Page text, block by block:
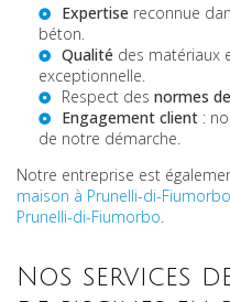
Expertise reconnue
béton.
Qualité des matériaux
exceptionnelle.
Respect des normes
Engagement client :
de notre démarche.
Notre entreprise est
maison à Prunelli-di-Fiumorbo
Prunelli-di-Fiumorbo
Nos services